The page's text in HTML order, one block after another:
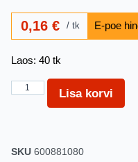
0,16€ tk
Laos: 40 tk
Lisa korvi
SKU 600881080